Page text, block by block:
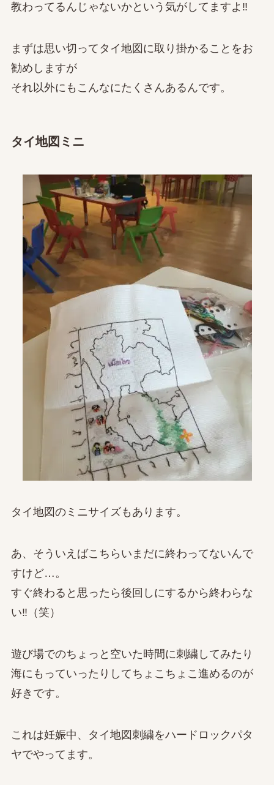
教わってるんじゃないかという気がしてますよ‼
まずは思い切ってタイ地図に取り掛かることをお
勧めしますが
それ以外にもこんなにたくさんあるんです。
タイ地図ミニ
タイ地図のミニサイズもあります。
あ、そういえばこちらいまだに終わってないんで
すけど…。
すぐ終わると思ったら後回しにするから終わらな
い‼（笑）
遊び場でのちょっと空いた時間に刺繍してみたり
海にもっていったりしてちょこちょこ進めるのが
好きです。
これは妊娠中、タイ地図刺繍をハードロックパタ
ヤでやってます。